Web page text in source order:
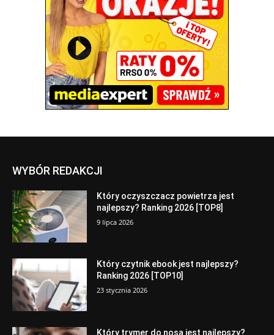
WYBÓR REDAKCJI
Który oczyszczacz powietrza jest
najlepszy? Ranking 2026 [TOP8]
9 lipca 2026
Który czytnik ebook jest najlepszy?
Ranking 2026 [TOP10]
23 stycznia 2026
Który trymer do nosa jest najlepszy?